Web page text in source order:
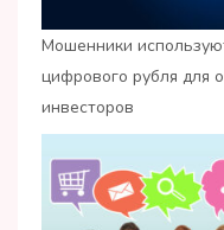
Мошенники
цифрового рубля для
инвесторов